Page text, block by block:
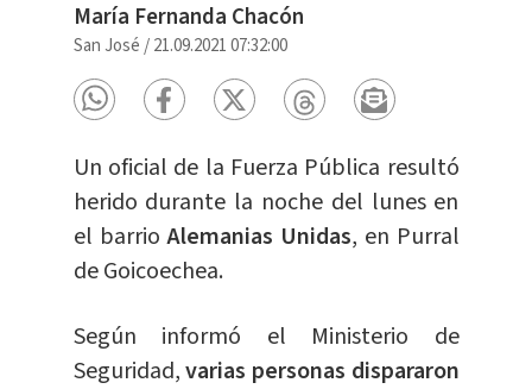
María Fernanda Chacón
San José /21.09.2021 07:32:00
Un oficial de la Fuerza Pública resultó
herido durante la noche del lunes en
el barrio Alemanias Unidas, en Purral
de Goicoechea.
Según informó el Ministerio de
Seguridad,varias personas dispararon